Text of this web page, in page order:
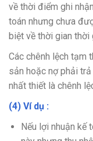
về thời điểm ghi
toán nhưng chưa
biệt về thời gian thời
Các chênh lệch tạm
sản hoặc nợ phải
nhất thiết là chênh
(4) Ví dụ :
Nếu lợi nhuận kế